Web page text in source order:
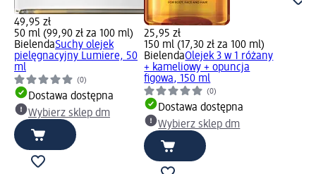
49,95 zł
50 ml (99,90 zł za 100 ml)
BielendaSuchy olejek
pielęgnacyjny Lumiere, 50
ml
(0)
Dostawa dostępna
Wybierz sklep dm
25,95 zł
150 ml (17,30 zł za 100 ml)
BielendaOlejek 3 w 1 różany
+ kameliowy + opuncja
figowa, 150 ml
(0)
Dostawa dostępna
Wybierz sklep dm